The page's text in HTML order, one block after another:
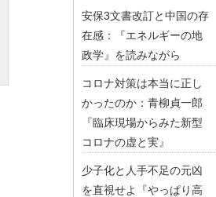
安保3文書改訂と中国の存
在感：『エネルギーの地
政学』を読みながら
コロナ対策は本当に正し
かったのか：青柳貞一郎
『臨床現場からみた新型
コロナの虚と実』
少子化と人手不足の元凶
を直視せよ『やっぱり高